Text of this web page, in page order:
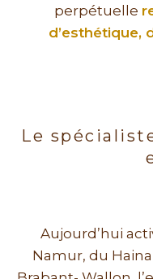
perpétuelle
d’esthétique,
Le
Aujourd’hui
Namur, du